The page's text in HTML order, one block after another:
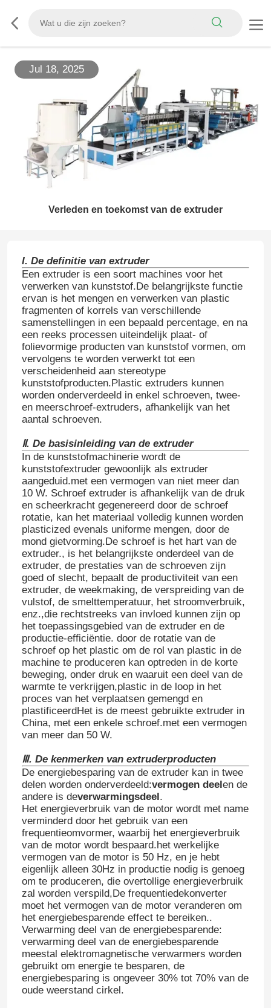
Jul 18, 2025
Verleden en toekomst van de extruder
I. De definitie van extruder
Een extruder is een soort machines voor het
verwerken van kunststof.De belangrijkste functie
ervan is het mengen en verwerken van plastic
fragmenten of korrels van verschillende
samenstellingen in een bepaald percentage, en na
een reeks processen uiteindelijk plaat- of
folievormige producten van kunststof vormen, om
vervolgens te worden verwerkt tot een
verscheidenheid aan stereotype
kunststofproducten.Plastic extruders kunnen
worden onderverdeeld in enkel schroeven, twee-
en meerschroef-extruders, afhankelijk van het
aantal schroeven.
Ⅱ. De basisinleiding van de extruder
In de kunststofmachinerie wordt de
kunststofextruder gewoonlijk als extruder
aangeduid.met een vermogen van niet meer dan
10 W. Schroef extruder is afhankelijk van de druk
en scheerkracht gegenereerd door de schroef
rotatie, kan het materiaal volledig kunnen worden
plasticized evenals uniforme mengen, door de
mond gietvorming.De schroef is het hart van de
extruder., is het belangrijkste onderdeel van de
extruder, de prestaties van de schroeven zijn
goed of slecht, bepaalt de productiviteit van een
extruder, de weekmaking, de verspreiding van de
vulstof, de smelttemperatuur, het stroomverbruik,
enz.,die rechtstreeks van invloed kunnen zijn op
het toepassingsgebied van de extruder en de
productie-efficiëntie. door de rotatie van de
schroef op het plastic om de rol van plastic in de
machine te produceren kan optreden in de korte
beweging, onder druk en waaruit een deel van de
warmte te verkrijgen,plastic in de loop in het
proces van het verplaatsen gemengd en
plastificeerdHet is de meest gebruikte extruder in
China, met een enkele schroef.met een vermogen
van meer dan 50 W.
Ⅲ. De kenmerken van extruderproducten
De energiebesparing van de extruder kan in twee
delen worden onderverdeeld:vermogen deel en de
andere is deverwarmingsdeel .
Het energieverbruik van de motor wordt met name
verminderd door het gebruik van een
frequentieomvormer, waarbij het energieverbruik
van de motor wordt bespaard.het werkelijke
vermogen van de motor is 50 Hz, en je hebt
eigenlijk alleen 30Hz in productie nodig is genoeg
om te produceren, die overtollige energieverbruik
zal worden verspild,De frequentiedekonverter
moet het vermogen van de motor veranderen om
het energiebesparende effect te bereiken..
Verwarming deel van de energiebesparende:
verwarming deel van de energiebesparende
meestal elektromagnetische verwarmers worden
gebruikt om energie te besparen, de
energiebesparing is ongeveer 30% tot 70% van de
oude weerstand cirkel.